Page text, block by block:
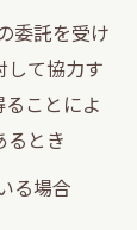
委託を受け
して協力す
ことによ
るとき
る場合